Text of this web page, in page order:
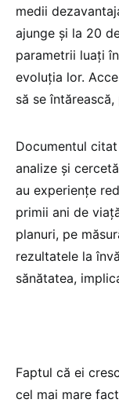
medii
ajunge și la 20
parametrii luați
evoluția lor.
să se
Documentul
analize și
au experiențe
primii ani de
planuri, pe
rezultatele la
sănătatea,
Faptul că ei
cel mai mare